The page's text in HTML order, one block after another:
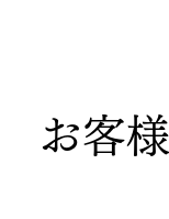
お客